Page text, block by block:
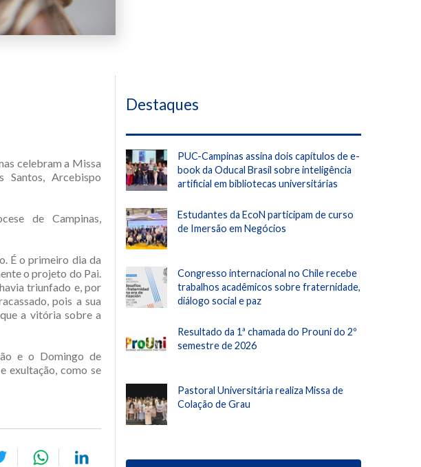
celebram a Missa
Santos, Arcebispo
de Campinas,
É o primeiro dia da
o projeto do Pai.
triunfado e, por
pois a sua
a vitória sobre a
e o Domingo de
exultação, como se
Destaques
PUC-Campinas assina dois capítulos de e-
book da Oducal Brasil sobre inteligência
artificial em bibliotecas universitárias
Estudantes da EcoN participam de curso
de Imersão em Negócios
Congresso internacional no Chile recebe
trabalhos acadêmicos sobre fraternidade,
diálogo social e paz
Resultado da 1ª chamada do Prouni do 2º
semestre de 2026
Pastoral Universitária realiza Missa de
Colação de Grau